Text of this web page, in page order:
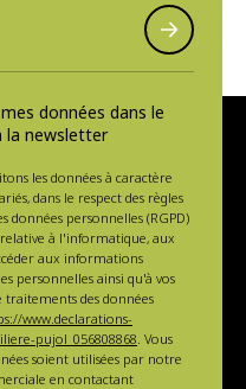
données dans le
la newsletter
les données à caractère
dans le respect des règles
données personnelles (RGPD)
à l'informatique, aux
aux informations
personnelles ainsi qu'à vos
des données
www.declarations-
pujol_056808868. Vous
soient utilisées par notre
en contactant